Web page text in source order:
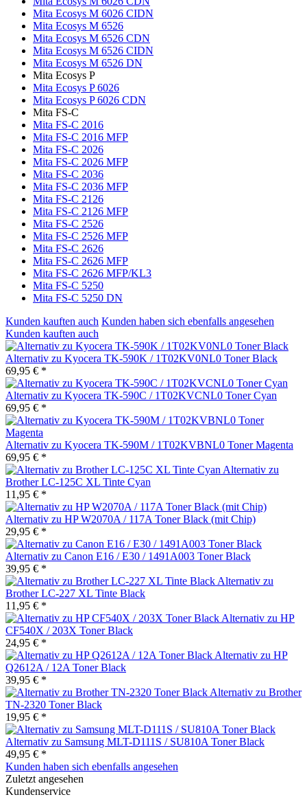
Mita Ecosys M 6026 CIDN
Mita Ecosys M 6526
Mita Ecosys M 6526 CDN
Mita Ecosys M 6526 CIDN
Mita Ecosys M 6526 DN
Mita Ecosys P
Mita Ecosys P 6026
Mita Ecosys P 6026 CDN
Mita FS-C
Mita FS-C 2016
Mita FS-C 2016 MFP
Mita FS-C 2026
Mita FS-C 2026 MFP
Mita FS-C 2036
Mita FS-C 2036 MFP
Mita FS-C 2126
Mita FS-C 2126 MFP
Mita FS-C 2526
Mita FS-C 2526 MFP
Mita FS-C 2626
Mita FS-C 2626 MFP
Mita FS-C 2626 MFP/KL3
Mita FS-C 5250
Mita FS-C 5250 DN
Kunden kauften auch Kunden haben sich ebenfalls angesehen
Kunden kauften auch
Alternativ zu Kyocera TK-590K / 1T02KV0NL0 Toner Black
69,95 € *
Alternativ zu Kyocera TK-590C / 1T02KVCNL0 Toner Cyan
69,95 € *
Alternativ zu Kyocera TK-590M / 1T02KVBNL0 Toner Magenta
69,95 € *
Alternativ zu
Brother LC-125C XL Tinte Cyan
11,95 € *
Alternativ zu HP W2070A / 117A Toner Black (mit Chip)
29,95 € *
Alternativ zu Canon E16 / E30 / 1491A003 Toner Black
39,95 € *
Alternativ zu
Brother LC-227 XL Tinte Black
11,95 € *
Alternativ zu HP
CF540X / 203X Toner Black
24,95 € *
Alternativ zu HP
Q2612A / 12A Toner Black
39,95 € *
Alternativ zu Brother
TN-2320 Toner Black
19,95 € *
Alternativ zu Samsung MLT-D111S / SU810A Toner Black
49,95 € *
Kunden haben sich ebenfalls angesehen
Zuletzt angesehen
Kundenservice